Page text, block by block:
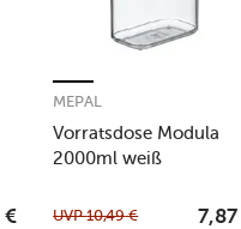
€
Vorratsdose Modula
2000ml weiß
MEPAL
UVP10,49 € 7,87